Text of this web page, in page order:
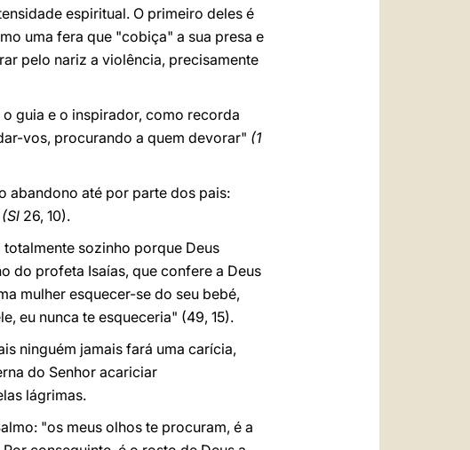
espiritual. O primeiro deles é
uma fera que "cobiça" a sua presa e
pelo nariz a violência, precisamente
guia e o inspirador, como recorda
vos, procurando a quem devorar" (1
abandono até por parte dos pais:
(Sl 26, 10).
sozinho porque Deus
do profeta Isaías, que confere a Deus
mulher esquecer-se do seu bebé,
eu nunca te esqueceria" (49, 15).
ninguém jamais fará uma carícia,
do Senhor acariciar
lágrimas.
"os meus olhos te procuram, é a